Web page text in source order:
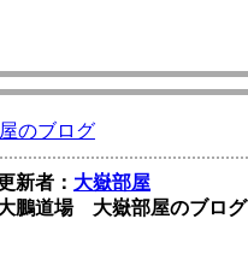
のブログ
更新者： 大嶽部屋
鵬道場 大嶽部屋のブログ